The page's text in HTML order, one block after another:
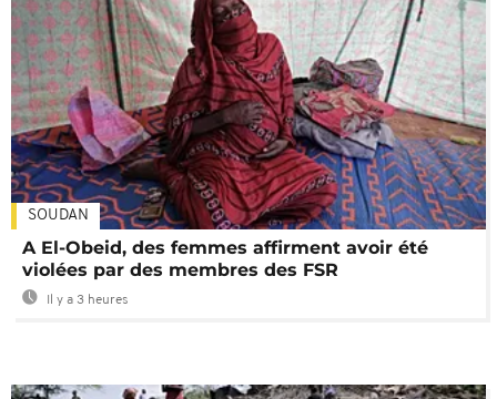
SOUDAN
A El-Obeid, des femmes affirment avoir été
violées par des membres des FSR
Il y a 3 heures